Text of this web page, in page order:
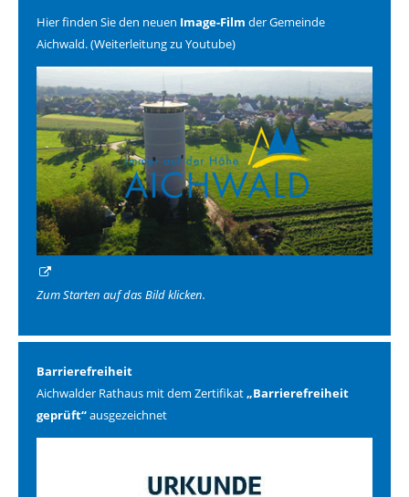
Hier finden Sie den neuen Image-Film der Gemeinde
Aichwald. (Weiterleitung zu Youtube)
Zum Starten auf das Bild klicken.
Barrierefreiheit
Aichwalder Rathaus mit dem Zertifikat„Barrierefreiheit
geprüft“ausgezeichnet